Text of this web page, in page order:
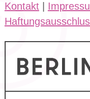
Kontakt|